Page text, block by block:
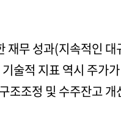
재무 성과(지속적인
술적 지표 역시 주가
조조정 및 수주잔고